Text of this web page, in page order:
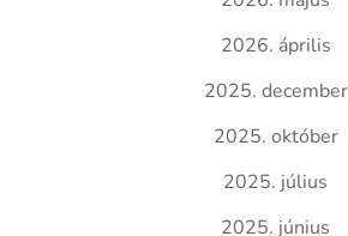
2026. április
2025. december
2025. október
2025. július
2025. június